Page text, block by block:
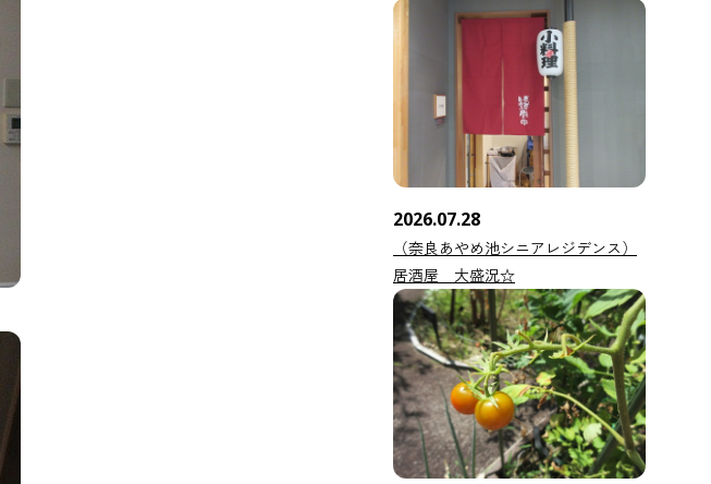
2026.07.28
（奈良あやめ池シニアレジデンス）
居酒屋 大盛況☆